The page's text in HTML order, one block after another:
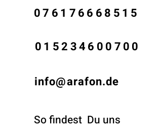
076176668515
015234600700
info@arafon.de
So findest Du uns